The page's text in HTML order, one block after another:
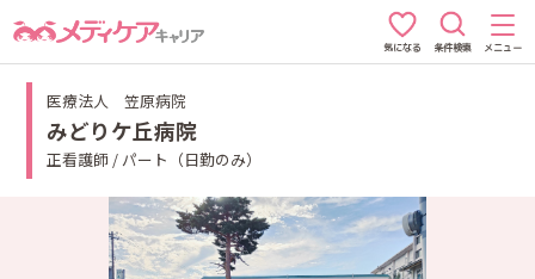
気になる 条件検索 メニュー
医療法人 笠原病院
みどりケ丘病院
正看護師 / パート（日勤のみ）